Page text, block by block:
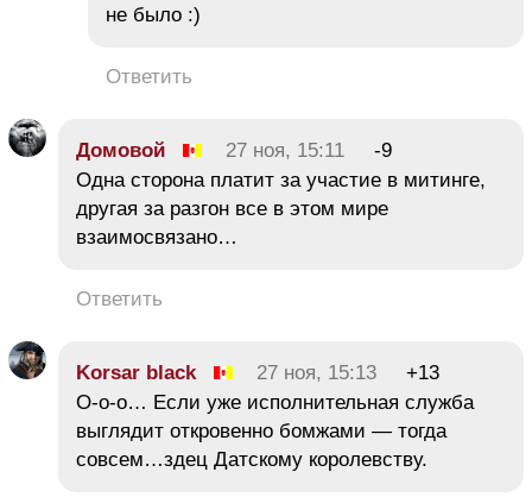
не было :)
Ответить
Домовой 27 ноя, 15:11
-9
Одна сторона платит за участие в митинге,
другая за разгон все в этом мире
взаимосвязано…
Ответить
Korsar black 27 ноя, 15:13
+13
О-о-о… Если уже исполнительная служба
выглядит откровенно бомжами — тогда
совсем…здец Датскому королевству.